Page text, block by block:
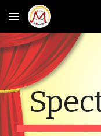
Skip to main content